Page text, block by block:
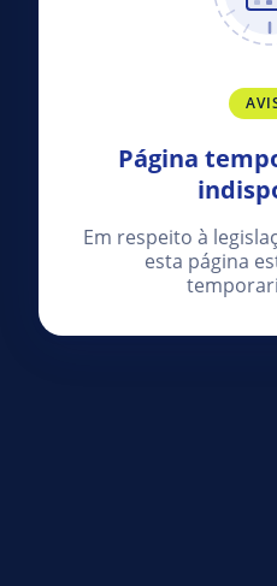
Página
Em respeito à
esta página